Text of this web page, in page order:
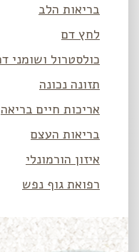
בריאות הלב
לחץ דם
כולסטרול ושומני דם
תזונה נכונה
אריכות חיים בריאה
בריאות העצם
איזון הורמונלי
רפואת גוף נפש